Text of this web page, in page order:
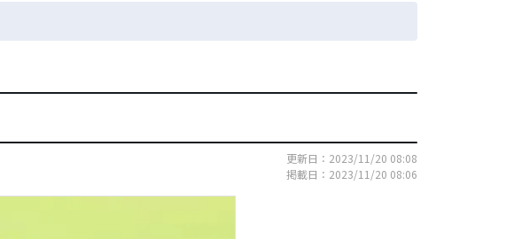
更新日：2023/11/20 08:08
掲載日：2023/11/20 08:06